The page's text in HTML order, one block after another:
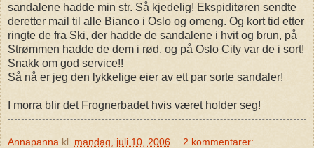
sandalene hadde min str. Så kjedelig! Ekspiditøren sendte
deretter mail til alle Bianco i Oslo og omeng. Og kort tid etter
ringte de fra Ski, der hadde de sandalene i hvit og brun, på
Strømmen hadde de dem i rød, og på Oslo City var de i sort!
Snakk om god service!!
Så nå er jeg den lykkelige eier av ett par sorte sandaler!
I morra blir det Frognerbadet hvis været holder seg!
Annapanna kl. mandag, juli 10, 2006 2 kommentarer: